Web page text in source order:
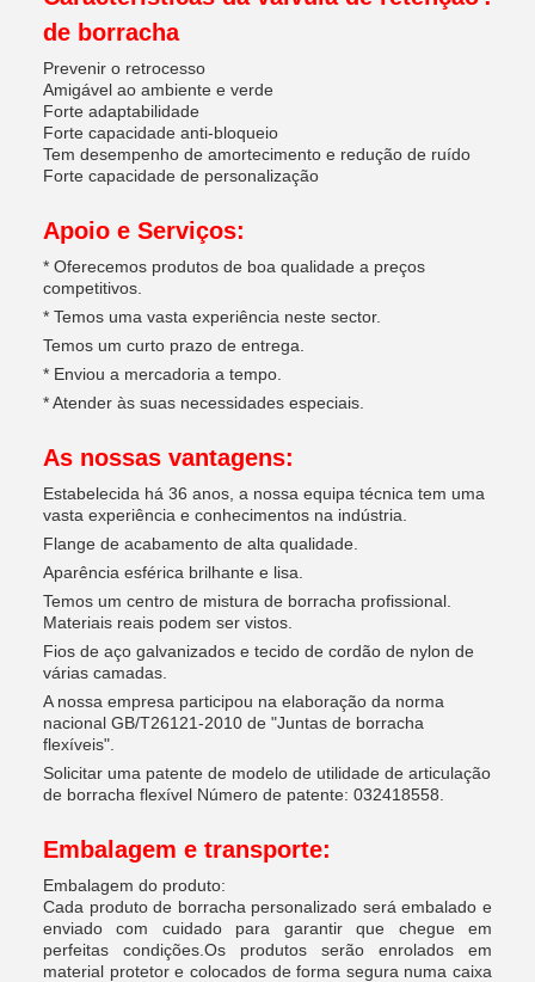
de borracha
Prevenir o retrocesso
Amigável ao ambiente e verde
Forte adaptabilidade
Forte capacidade anti-bloqueio
Tem desempenho de amortecimento e redução de ruído
Forte capacidade de personalização
Apoio e Serviços:
* Oferecemos produtos de boa qualidade a preços
competitivos.
* Temos uma vasta experiência neste sector.
Temos um curto prazo de entrega.
* Enviou a mercadoria a tempo.
* Atender às suas necessidades especiais.
As nossas vantagens:
Estabelecida há 36 anos, a nossa equipa técnica tem uma
vasta experiência e conhecimentos na indústria.
Flange de acabamento de alta qualidade.
Aparência esférica brilhante e lisa.
Temos um centro de mistura de borracha profissional.
Materiais reais podem ser vistos.
Fios de aço galvanizados e tecido de cordão de nylon de
várias camadas.
A nossa empresa participou na elaboração da norma
nacional GB/T26121-2010 de "Juntas de borracha
flexíveis".
Solicitar uma patente de modelo de utilidade de articulação
de borracha flexível Número de patente: 032418558.
Embalagem e transporte:
Embalagem do produto:
Cada produto de borracha personalizado será embalado e
enviado com cuidado para garantir que chegue em
perfeitas condições.Os produtos serão enrolados em
material protetor e colocados de forma segura numa caixa